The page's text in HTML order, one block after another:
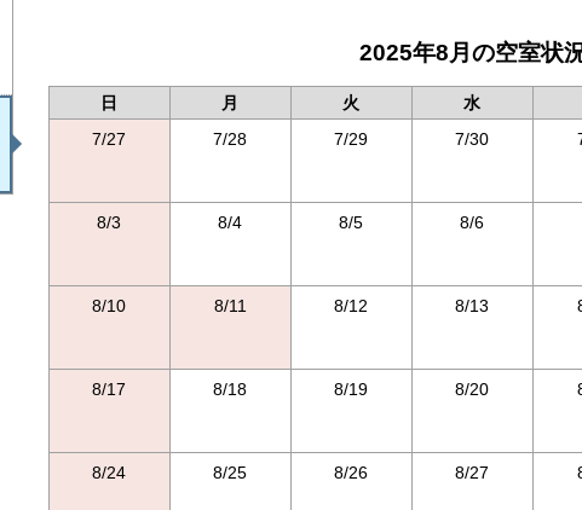
2025年8月の空室状
日 月 火 水
7/27
7/28 7/29 7/30
8/3 8/4 8/5 8/6
8/10 8/11 8/12 8/13
8/17 8/18 8/19 8/20
8/24 8/25 8/26 8/27